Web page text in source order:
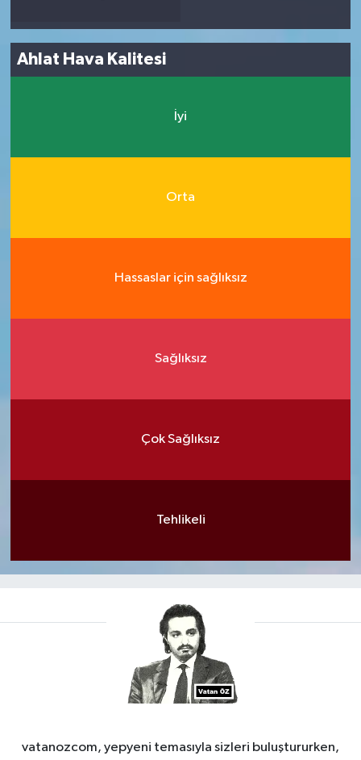
Ahlat Hava Kalitesi
İyi
Orta
Hassaslar için sağlıksız
Sağlıksız
Çok Sağlıksız
Tehlikeli
vatanozcom, yepyeni temasıyla sizleri buluştururken,